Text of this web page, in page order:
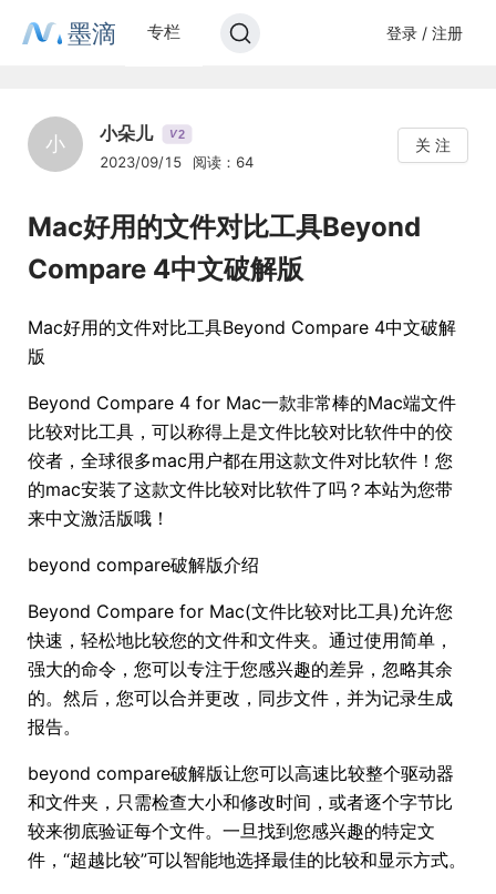
墨滴 专栏 登录 / 注册
小 小朵儿 V2
2023/09/15 阅读：64
关 注
Mac好用的文件对比工具Beyond
Compare 4中文破解版
Mac好用的文件对比工具Beyond Compare 4中文破解
版
Beyond Compare 4 for Mac一款非常棒的Mac端文件
比较对比工具，可以称得上是文件比较对比软件中的佼
佼者，全球很多mac用户都在用这款文件对比软件！您
的mac安装了这款文件比较对比软件了吗？本站为您带
来中文激活版哦！
beyond compare破解版介绍
Beyond Compare for Mac(文件比较对比工具)允许您
快速，轻松地比较您的文件和文件夹。通过使用简单，
强大的命令，您可以专注于您感兴趣的差异，忽略其余
的。然后，您可以合并更改，同步文件，并为记录生成
报告。
beyond compare破解版让您可以高速比较整个驱动器
和文件夹，只需检查大小和修改时间，或者逐个字节比
较来彻底验证每个文件。一旦找到您感兴趣的特定文
件，“超越比较”可以智能地选择最佳的比较和显示方式。